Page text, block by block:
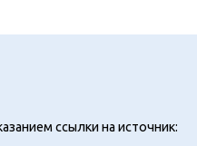
ссылки на источник: